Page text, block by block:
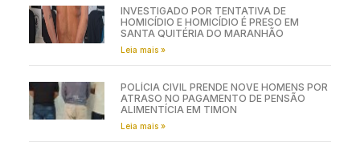
INVESTIGADO POR TENTATIVA DE
HOMICÍDIO E HOMICÍDIO É PRESO EM
SANTA QUITÉRIA DO MARANHÃO
Leia mais »
POLÍCIA CIVIL PRENDE NOVE HOMENS POR
ATRASO NO PAGAMENTO DE PENSÃO
ALIMENTÍCIA EM TIMON
Leia mais »